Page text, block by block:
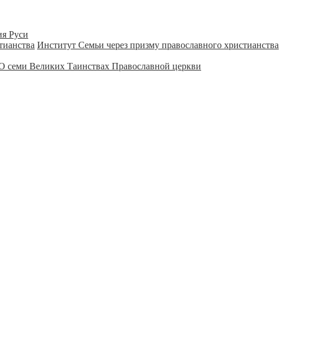
Руси
Институт Семьи через призму православного христианства
семи Великих Таинствах Православной церкви